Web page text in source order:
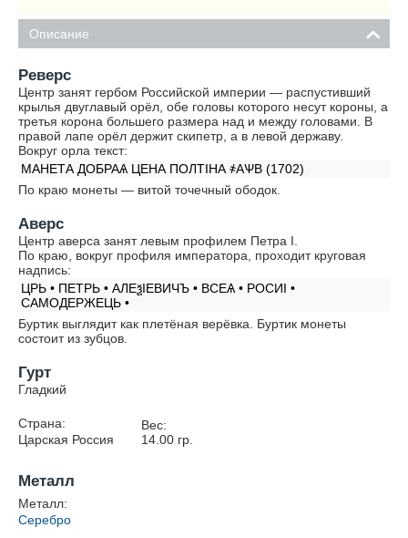
Описание
Реверс
Центр занят гербом Российской империи — распустивший
крылья двуглавый орёл, обе головы которого несут короны, а
третья корона большего размера над и между головами. В
правой лапе орёл держит скипетр, а в левой державу.
Вокруг орла текст:
МАНЕТА ДОБРАѦ ЦЕНА ПОЛТIНА ҂АѰВ (1702)
По краю монеты — витой точечный ободок.
Аверс
Центр аверса занят левым профилем Петра I.
По краю, вокруг профиля императора, проходит круговая
надпись:
ЦРЬ • ПЕТРЬ • АЛЕѯIЕВИЧЪ • ВСЕѦ • РОСИI •
САМОДЕРЖЕЦЬ •
Буртик выглядит как плетёная верёвка. Буртик монеты
состоит из зубцов.
Гурт
Гладкий
Страна:
Царская Россия
Вес:
14.00гр.
Металл
Металл:
Серебро